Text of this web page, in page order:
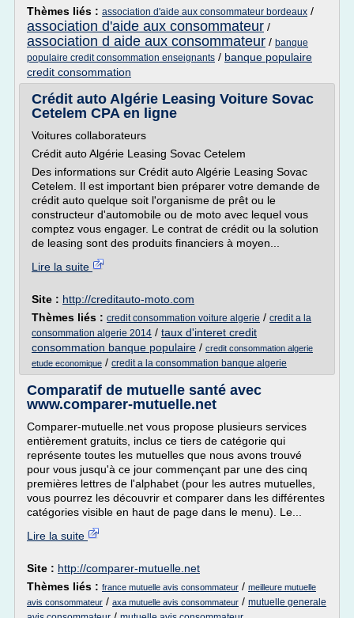
Thèmes liés : association d'aide aux consommateur bordeaux /
association d'aide aux consommateur /
association d aide aux consommateur / banque
populaire credit consommation enseignants / banque populaire
credit consommation
Crédit auto Algérie Leasing Voiture Sovac
Cetelem CPA en ligne
Voitures collaborateurs
Crédit auto Algérie Leasing Sovac Cetelem
Des informations sur Crédit auto Algérie Leasing Sovac
Cetelem. Il est important bien préparer votre demande de
crédit auto quelque soit l'organisme de prêt ou le
constructeur d'automobile ou de moto avec lequel vous
comptez vous engager. Le contrat de crédit ou la solution
de leasing sont des produits financiers à moyen...
Lire la suite
Site : http://creditauto-moto.com
Thèmes liés : credit consommation voiture algerie / credit a la
consommation algerie 2014 / taux d'interet credit
consommation banque populaire / credit consommation algerie
etude economique / credit a la consommation banque algerie
Comparatif de mutuelle santé avec
www.comparer-mutuelle.net
Comparer-mutuelle.net vous propose plusieurs services
entièrement gratuits, inclus ce tiers de catégorie qui
représente toutes les mutuelles que nous avons trouvé
pour vous jusqu'à ce jour commençant par une des cinq
premières lettres de l'alphabet (pour les autres mutuelles,
vous pourrez les découvrir et comparer dans les différentes
catégories visible en haut de page dans le menu). Le...
Lire la suite
Site : http://comparer-mutuelle.net
Thèmes liés : france mutuelle avis consommateur / meilleure mutuelle
avis consommateur / axa mutuelle avis consommateur / mutuelle generale